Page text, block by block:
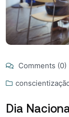
Comments (0)
Dia